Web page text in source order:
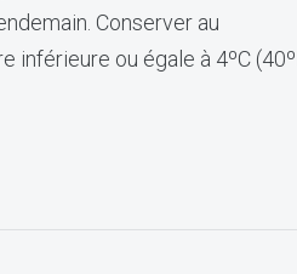
Conserver au
inférieure ou égale à 4ºC